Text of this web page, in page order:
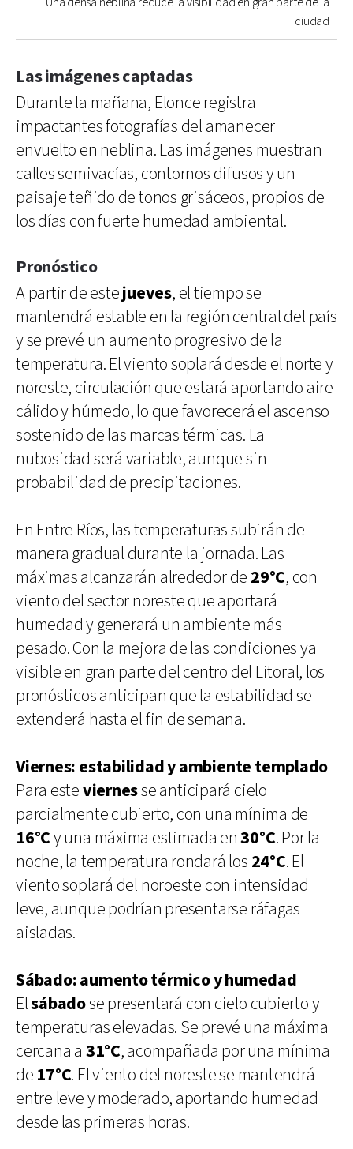
ciudad
Las imágenes captadas
Durante la mañana, Elonce registra
impactantes fotografías del amanecer
envuelto en neblina. Las imágenes muestran
calles semivacías, contornos difusos y un
paisaje teñido de tonos grisáceos, propios de
los días con fuerte humedad ambiental.
Pronóstico
A partir de estejueves, el tiempo se
mantendrá estable en la región central del país
y se prevé un aumento progresivo de la
temperatura. El viento soplará desde el norte y
noreste, circulación que estará aportando aire
cálido y húmedo, lo que favorecerá el ascenso
sostenido de las marcas térmicas. La
nubosidad será variable, aunque sin
probabilidad de precipitaciones.
En Entre Ríos, las temperaturas subirán de
manera gradual durante la jornada. Las
máximas alcanzarán alrededor de 29°C, con
viento del sector noreste que aportará
humedad y generará un ambiente más
pesado. Con la mejora de las condiciones ya
visible en gran parte del centro del Litoral, los
pronósticos anticipan que la estabilidad se
extenderá hasta el fin de semana.
Viernes: estabilidad y ambiente templado
Para esteviernesse anticipará cielo
parcialmente cubierto, con una mínima de
16°Cy una máxima estimada en30°C. Por la
noche, la temperatura rondará los 24°C. El
viento soplará del noroeste con intensidad
leve, aunque podrían presentarse ráfagas
aisladas.
Sábado: aumento térmico y humedad
Elsábadose presentará con cielo cubierto y
temperaturas elevadas. Se prevé una máxima
cercana a 31°C, acompañada por una mínima
de 17°C. El viento del noreste se mantendrá
entre leve y moderado, aportando humedad
desde las primeras horas.